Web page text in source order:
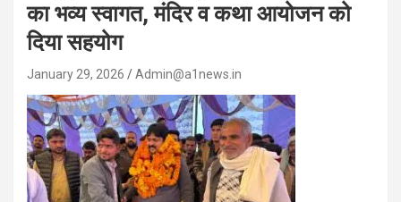
का भव्य स्वागत, मंदिर व कथा आयोजन को
दिया सहयोग
January 29, 2026 Admin@a1news.in